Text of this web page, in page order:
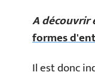
A découvrir
formes
Il est donc